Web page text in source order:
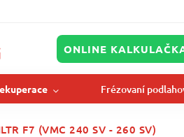
ONLINE
Frézovaní
F7 (VMC 240 SV - 260 SV)